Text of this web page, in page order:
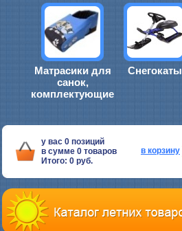
Матрасики для
санок,
комплектующие
Снегокаты
у вас 0 позиций
в сумме 0 товаров
Итого: 0 руб.
в корзину